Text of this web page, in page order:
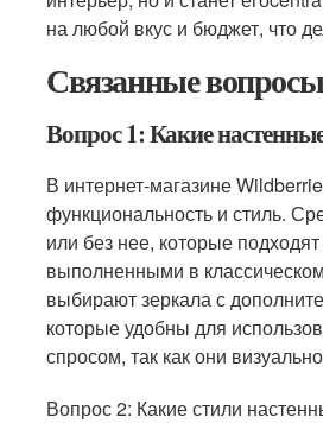
на любой вкус и бюджет, что
Связанные
Вопрос 1: Какие
В интернет-магазине
функциональность и стиль.
или без нее, которые
выполненными в
выбирают зеркала с
которые удобны для
спросом, так как они
Вопрос 2: Какие стили